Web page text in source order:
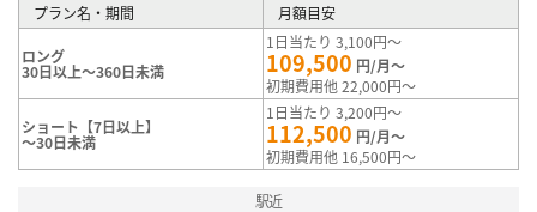
プラン名・期間 月額目安
ロング
30日以上～360日未満
1日当たり 3,100円～
109,500 円/月～
初期費用他 22,000円～
ショート【7日以上】
～30日未満
1日当たり 3,200円～
112,500 円/月～
初期費用他 16,500円～
駅近